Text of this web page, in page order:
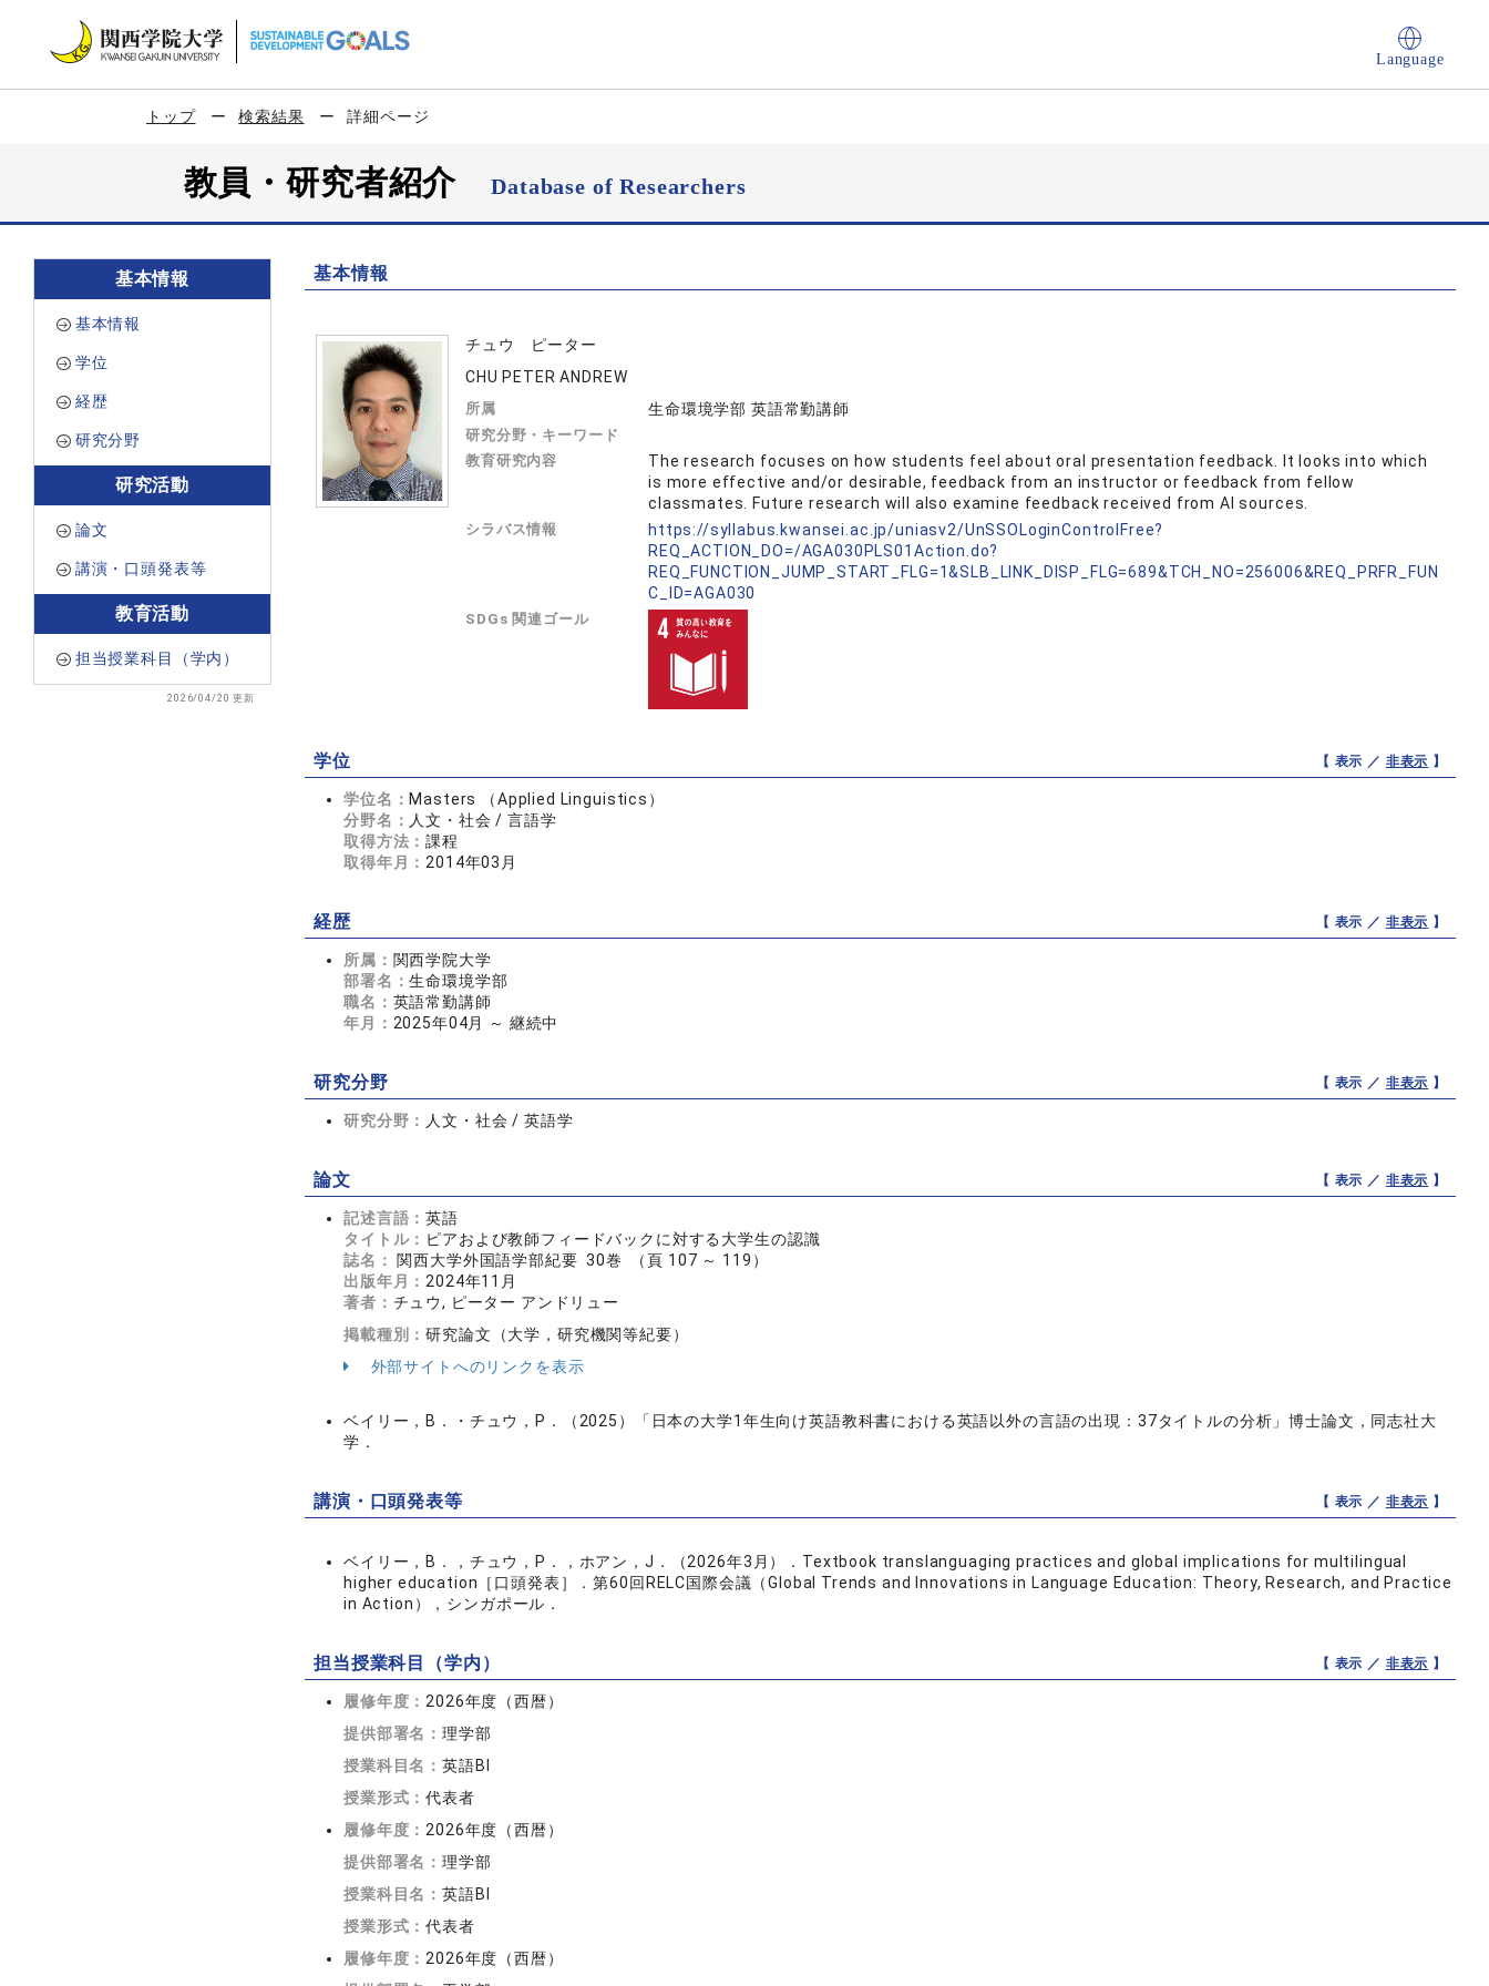
Language
トップ 検索結果 詳細ページ
教員・研究者紹介Database of Researchers
基本情報
基本情報
学位
経歴
研究分野
研究活動
論文
講演・口頭発表等
教育活動
担当授業科目（学内）
2026/04/20 更新
基本情報
チュウ ピーター
CHU PETER ANDREW
所属 生命環境学部 英語常勤講師
研究分野・キーワード
教育研究内容
The research focuses on how students feel about oral presentation feedback. It looks into which
is more effective and/or desirable, feedback from an instructor or feedback from fellow
classmates. Future research will also examine feedback received from AI sources.
シラバス情報
https://syllabus.kwansei.ac.jp/uniasv2/UnSSOLoginControlFree?
REQ_ACTION_DO=/AGA030PLS01Action.do?
REQ_FUNCTION_JUMP_START_FLG=1&SLB_LINK_DISP_FLG=689&TCH_NO=256006&REQ_PRFR_FUN
C_ID=AGA030
SDGs 関連ゴール
学位 【 表示 ／ 非表示 】
学位名： Masters （Applied Linguistics）
分野名： 人文・社会 / 言語学
取得方法：課程
取得年月： 2014年03月
経歴 【 表示 ／ 非表示 】
所属： 関西学院大学
部署名：生命環境学部
職名： 英語常勤講師
年月： 2025年04月 ～ 継続中
研究分野 【 表示 ／ 非表示 】
研究分野： 人文・社会 / 英語学
論文 【 表示 ／ 非表示 】
記述言語：英語
タイトル： ピアおよび教師フィードバックに対する大学生の認識
誌名：
関西大学外国語学部紀要 30巻 （頁 107 ～ 119）
出版年月： 2024年11月
著者： チュウ, ピーター アンドリュー
掲載種別：研究論文（大学，研究機関等紀要）
外部サイトへのリンクを表示
ベイリー，B．・チュウ，P．（2025）「日本の大学1年生向け英語教科書における英語以外の言語の出現：37タイトルの分析」博士論文，同志社大
学．
講演・口頭発表等 【 表示 ／ 非表示 】
ベイリー，B．，チュウ，P．，ホアン，J．（2026年3月）．Textbook translanguaging practices and global implications for multilingual
higher education［口頭発表］．第60回RELC国際会議（Global Trends and Innovations in Language Education: Theory, Research, and Practice
in Action），シンガポール．
担当授業科目（学内） 【 表示 ／ 非表示 】
履修年度： 2026年度（西暦）
提供部署名：理学部
授業科目名：英語BI
授業形式：代表者
履修年度： 2026年度（西暦）
提供部署名：理学部
授業科目名：英語BI
授業形式：代表者
履修年度： 2026年度（西暦）